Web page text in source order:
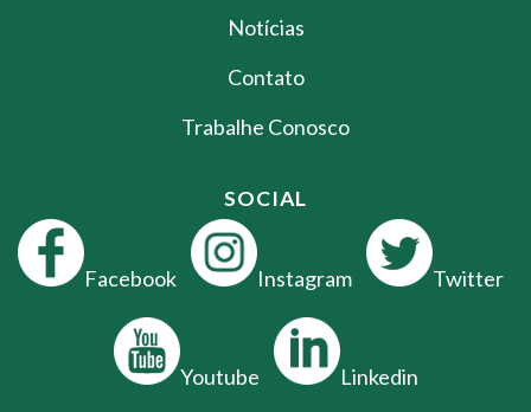
Notícias
Contato
Trabalhe Conosco
SOCIAL
Facebook Instagram Twitter
Youtube Linkedin